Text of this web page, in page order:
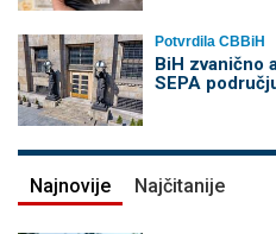
Potvrdila CBBiH
BiH zvanično
SEPA
Najnovije Najčitanije